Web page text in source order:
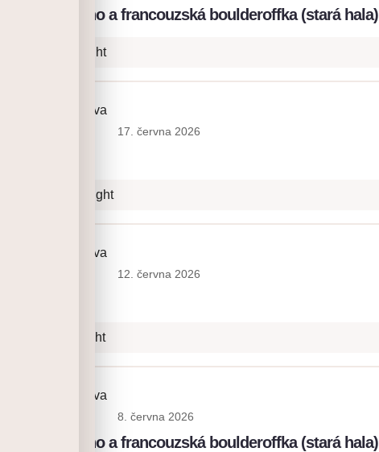
SmíchOFF: lano a francouzská boulderoffka (stará hala)
7+ Onsight
Daria Platova
17. června 2026
6a+ Onsight
Daria Platova
12. června 2026
6c Onsight
Daria Platova
8. června 2026
SmíchOFF: lano a francouzská boulderoffka (stará hala)